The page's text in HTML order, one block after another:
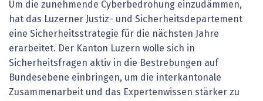
Um die zunehmende Cyberbedrohung einzudämmen,
hat das Luzerner Justiz- und Sicherheitsdepartement
eine Sicherheitsstrategie für die nächsten Jahre
erarbeitet. Der Kanton Luzern wolle sich in
Sicherheitsfragen aktiv in die Bestrebungen auf
Bundesebene einbringen, um die interkantonale
Zusammenarbeit und das Expertenwissen stärker zu